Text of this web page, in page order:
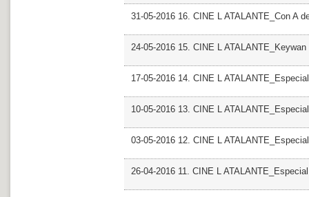
31-05-2016 16. CINE L ATALANTE_Con A
24-05-2016 15. CINE L
17-05-2016 14. CINE L
10-05-2016 13. CINE L
03-05-2016 12. CINE L
26-04-2016 11. CINE L